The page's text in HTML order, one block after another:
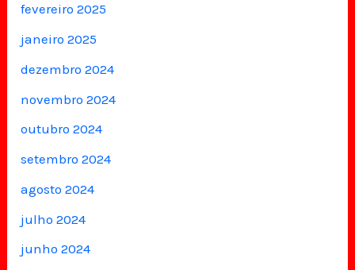
fevereiro 2025
janeiro 2025
dezembro 2024
novembro 2024
outubro 2024
setembro 2024
agosto 2024
julho 2024
junho 2024